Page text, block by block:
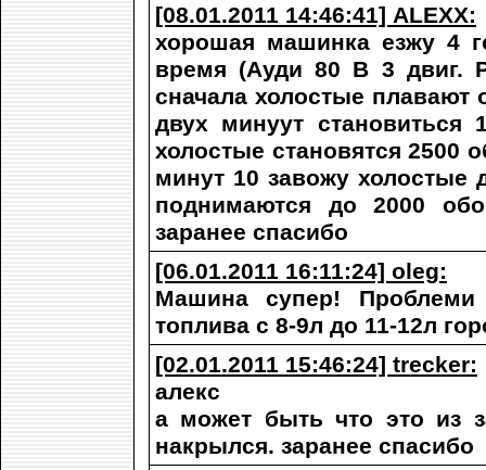
[08.01.2011 14:46:41] ALEXX:
хорошая машинка езжу 4
время (Ауди 80 В 3 двиг.
сначала холостые плавают
двух минуут становиться
холостые становятся 2500
минут 10 завожу холостые
поднимаются до 2000
заранее спасибо
[06.01.2011 16:11:24] oleg:
Машина супер! Проблеми
топлива с 8-9л до 11-12л
[02.01.2011 15:46:24] trecker:
алекс
а может быть что это из
накрылся. заранее спасибо